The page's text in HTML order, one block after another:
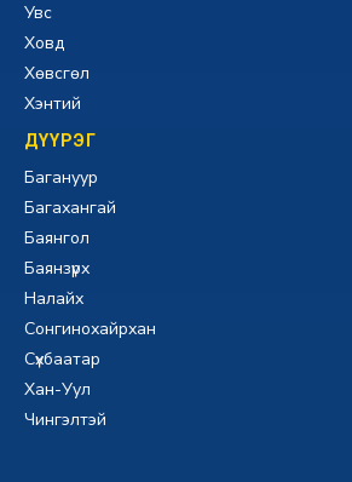
Увс
Ховд
Хөвсгөл
Хэнтий
ДҮҮРЭГ
Багануур
Багахангай
Баянгол
Баянзүрх
Налайх
Сонгинохайрхан
Сүхбаатар
Хан-Уул
Чингэлтэй